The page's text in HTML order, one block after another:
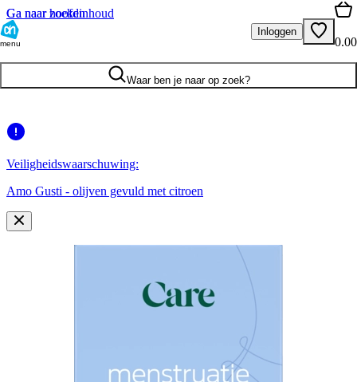
Ga naar hoofdinhoud
Ga naar zoeken
menu
Inloggen
0.00
Waar ben je naar op zoek?
Veiligheidswaarschuwing:
Amo Gusti - olijven gevuld met citroen